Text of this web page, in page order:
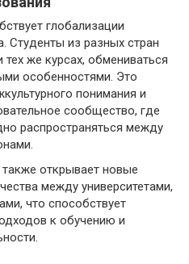
глобализации
Студенты из разных стран
тех же курсах, обмениваться
особенностями. Это
понимания и
сообщество, где
распространяться между
открывает новые
между университетами,
что способствует
к обучению и